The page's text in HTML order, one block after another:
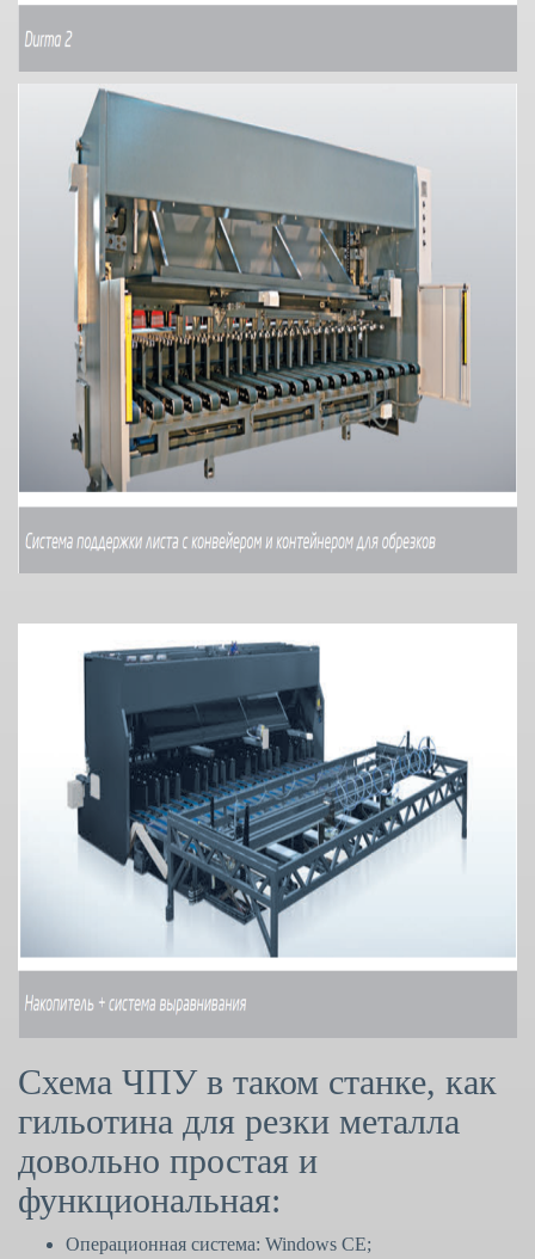
Схема ЧПУ в таком станке, как
гильотина для резки металла
довольно простая и
функциональная:
Операционная система: Windows CE;